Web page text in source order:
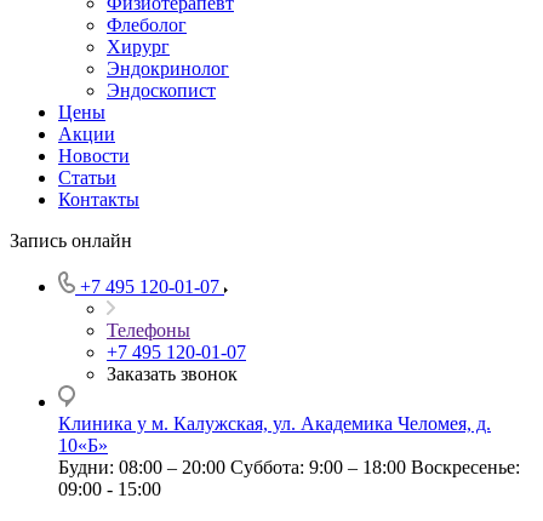
Флеболог
Хирург
Эндокринолог
Эндоскопист
Цены
Акции
Новости
Статьи
Контакты
Запись онлайн
+7 495 120-01-07
Телефоны
+7 495 120-01-07
Заказать звонок
Клиника у м. Калужская, ул. Академика Челомея, д.
10«Б»
Будни: 08:00 – 20:00 Суббота: 9:00 – 18:00 Воскресенье:
09:00 - 15:00